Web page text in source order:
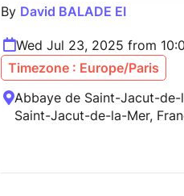
By David BALADE EI
Wed Jul 23, 2025 from
Timezone : Europe/Paris
Abbaye de Saint-Jacut-de-
Saint-Jacut-de-la-Mer,